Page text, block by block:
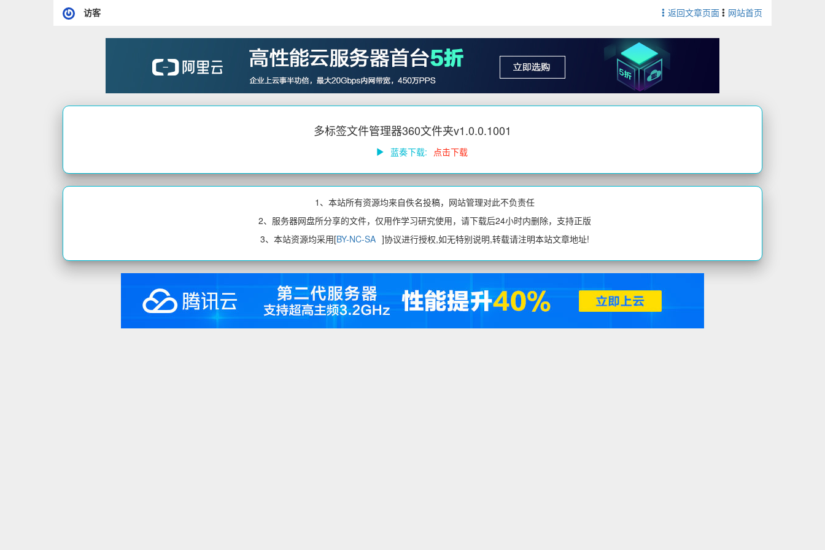
访客 返回文章页面 网站首页
多标签文件管理器360文件夹v1.0.0.1001
蓝奏下载: 点击下载
1、本站所有资源均来自佚名投稿，网站管理对此不负责任
2、服务器网盘所分享的文件，仅用作学习研究使用，请下载后24小时内删除，支持正版
3、本站资源均采用[BY-NC-SA ]协议进行授权,如无特别说明,转载请注明本站文章地址!